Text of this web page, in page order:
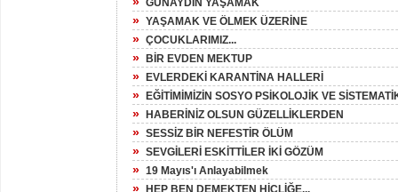
GÜNAYDIN YAŞAMAK
» YAŞAMAK VE ÖLMEK ÜZERİNE
» ÇOCUKLARIMIZ...
» BİR EVDEN MEKTUP
» EVLERDEKİ KARANTİNA HALLERİ
» EĞİTİMİMİZİN SOSYO PSİKOLOJİK VE
» HABERİNİZ OLSUN GÜZELLİKLERDEN
» SESSİZ BİR NEFESTİR ÖLÜM
» SEVGİLERİ ESKİTTİLER İKİ GÖZÜM
» 19 Mayıs'ı Anlayabilmek
» HEP BEN DEMEKTEN HİÇLİĞE...